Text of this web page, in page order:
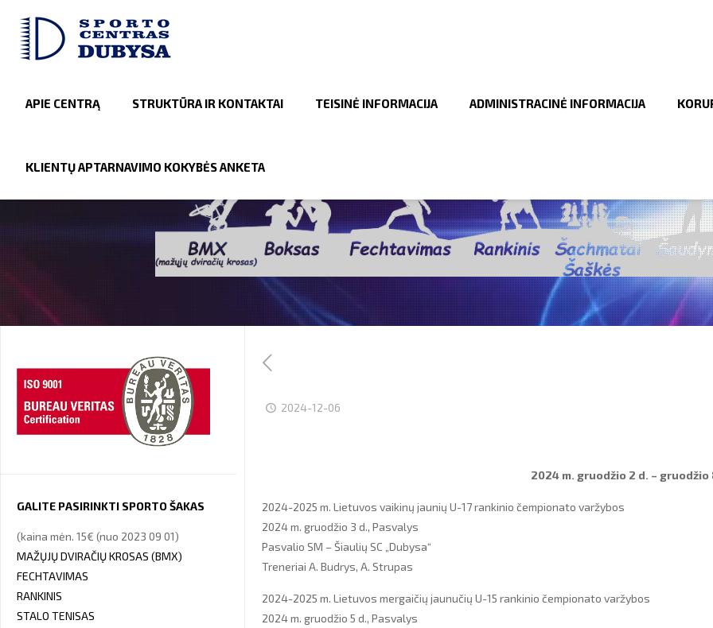
APIE CENTRĄ STRUKTŪRA IR KONTAKTAI TEISINĖ INFORMACIJA ADMINISTRACINĖ INFORMACIJA
KLIENTŲ APTARNAVIMO KOKYBĖS ANKETA
2024-12-06
2024 m. gruodžio 2 d. –
2024-2025 m. Lietuvos vaikinų jaunių U-17 rankinio čempionato varžybos
2024 m. gruodžio 3 d., Pasvalys
Pasvalio SM – Šiaulių SC „Dubysa“
Treneriai A. Budrys, A. Strupas
2024-2025 m. Lietuvos mergaičių jaunučių U-15 rankinio čempionato varžybos
2024 m. gruodžio 5 d., Pasvalys
GALITE PASIRINKTI SPORTO ŠAKAS
(kaina mėn. 15€ (nuo 2023 09 01)
MAŽŲJŲ DVIRAČIŲ KROSAS (BMX)
FECHTAVIMAS
RANKINIS
STALO TENISAS